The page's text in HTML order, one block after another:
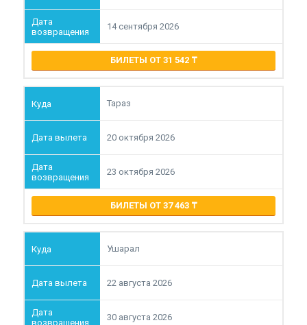
14 сентября 2026
БИЛЕТЫ ОТ 31 542
Тараз
20 октября 2026
23 октября 2026
БИЛЕТЫ ОТ 37 463
Ушарал
22 августа 2026
30 августа 2026